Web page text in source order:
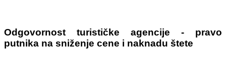
Odgovornost turističke agencije - pravo
putnika na sniženje cene i naknadu štete